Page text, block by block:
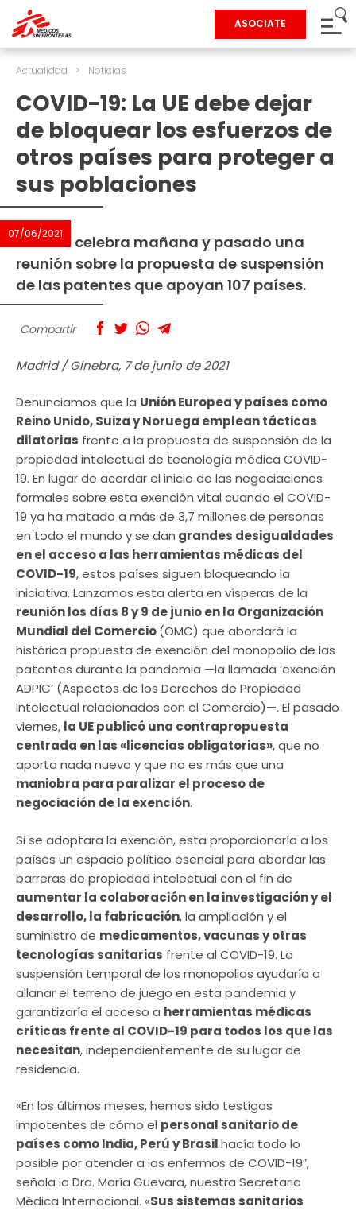
ASOCIATE
Actualidad > Noticias
COVID-19: La UE debe dejar
de bloquear los esfuerzos de
otros países para proteger a
sus poblaciones
07/06/2021
La OMC celebra mañana y pasado una
reunión sobre la propuesta de suspensión
de las patentes que apoyan 107 países.
Compartir
Madrid / Ginebra, 7 de junio de 2021
Denunciamos que la Unión Europea y países como
Reino Unido, Suiza y Noruega emplean tácticas
dilatorias frente a la propuesta de suspensión de la
propiedad intelectual de tecnología médica COVID-
19. En lugar de acordar el inicio de las negociaciones
formales sobre esta exención vital cuando el COVID-
19 ya ha matado a más de 3,7 millones de personas
en todo el mundo y se dan grandes desigualdades
en el acceso a las herramientas médicas del
COVID-19, estos países siguen bloqueando la
iniciativa. Lanzamos esta alerta en vísperas de la
reunión los días 8 y 9 de junio en la Organización
Mundial del Comercio(OMC) que abordará la
histórica propuesta de exención del monopolio de las
patentes durante la pandemia —la llamada ‘exención
ADPIC’ (Aspectos de los Derechos de Propiedad
Intelectual relacionados con el Comercio)—. El pasado
viernes, la UE publicó una contrapropuesta
centrada en las «licencias obligatorias», que no
aporta nada nuevo y que no es más que una
maniobra para paralizar el proceso de
negociación de la exención.
Si se adoptara la exención, esta proporcionaría a los
países un espacio político esencial para abordar las
barreras de propiedad intelectual con el fin de
aumentar la colaboración en la investigación y el
desarrollo, la fabricación, la ampliación y el
suministro de medicamentos, vacunas y otras
tecnologías sanitarias frente al COVID-19. La
suspensión temporal de los monopolios ayudaría a
allanar el terreno de juego en esta pandemia y
garantizaría el acceso a herramientas médicas
críticas frente al COVID-19 para todos los que las
necesitan, independientemente de su lugar de
residencia.
«En los últimos meses, hemos sido testigos
impotentes de cómo el personal sanitario de
países como India, Perú y Brasilhacía todo lo
posible por atender a los enfermos de COVID-19″,
señala la Dra. María Guevara, nuestra Secretaria
Médica Internacional. «Sus sistemas sanitarios